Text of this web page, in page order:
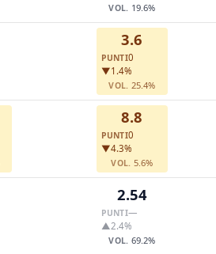
VOL. 19.6%
3.6
PUNTI0
▼1.4%
VOL. 25.4%
8.8
PUNTI0
▼4.3%
VOL. 5.6%
2.54
PUNTI—
▲2.4%
VOL. 69.2%